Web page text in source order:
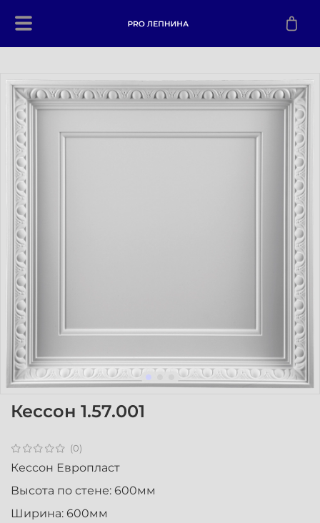
(0)
Кессон 1.57.001
Кессон Европласт
Высота по стене: 600мм
Ширина: 600мм